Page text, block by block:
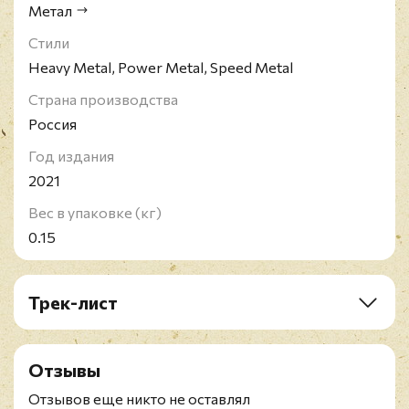
Метал
Стили
Heavy Metal, Power Metal, Speed Metal
Страна производства
Россия
Год издания
2021
Вес в упаковке (кг)
0.15
Трек-лист
1. Awaken The Thunder
2. Baptized By The Hammer
3. Onward To Victory
4. Hammerschlag
Отзывы
Отзывов еще никто не оставлял